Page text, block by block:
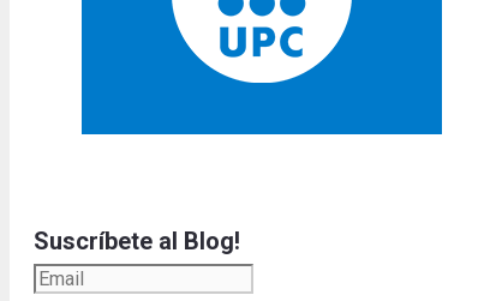
Suscríbete al Blog!